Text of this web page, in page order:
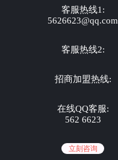
客服热线1:
5626623@qq.com
客服热线2:
招商加盟热线:
在线QQ客服:
562 6623
立刻咨询